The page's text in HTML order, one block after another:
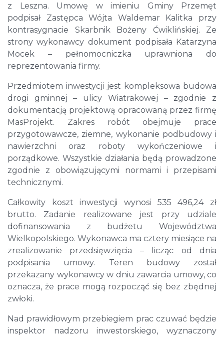
z Leszna. Umowę w imieniu Gminy Przemęt
podpisał Zastępca Wójta Waldemar Kalitka przy
kontrasygnacie Skarbnik Bożeny Ćwiklińskiej. Ze
strony wykonawcy dokument podpisała Katarzyna
Mocek – pełnomocniczka uprawniona do
reprezentowania firmy.
Przedmiotem inwestycji jest kompleksowa budowa
drogi gminnej – ulicy Wiatrakowej – zgodnie z
dokumentacją projektową opracowaną przez firmę
MasProjekt. Zakres robót obejmuje prace
przygotowawcze, ziemne, wykonanie podbudowy i
nawierzchni oraz roboty wykończeniowe i
porządkowe. Wszystkie działania będą prowadzone
zgodnie z obowiązującymi normami i przepisami
technicznymi.
Całkowity koszt inwestycji wynosi 535 496,24 zł
brutto. Zadanie realizowane jest przy udziale
dofinansowania z budżetu Województwa
Wielkopolskiego. Wykonawca ma cztery miesiące na
zrealizowanie przedsięwzięcia – licząc od dnia
podpisania umowy. Teren budowy został
przekazany wykonawcy w dniu zawarcia umowy, co
oznacza, że prace mogą rozpocząć się bez zbędnej
zwłoki.
Nad prawidłowym przebiegiem prac czuwać będzie
inspektor nadzoru inwestorskiego, wyznaczony